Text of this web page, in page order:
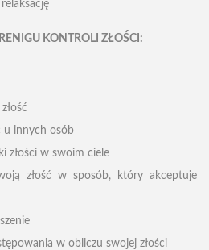
KONTROLI ZŁOŚCI:
u innych osób
złości w swoim ciele
złość w sposób, który akceptuje
w obliczu swojej złości